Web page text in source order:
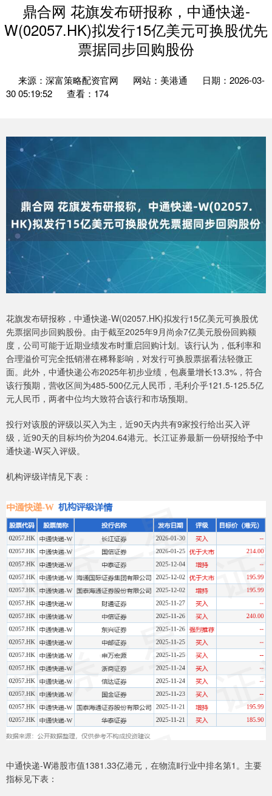
鼎合网 花旗发布研报称，中通快递-
W(02057.HK)拟发行15亿美元可换股优先
票据同步回购股份
来源：深富策略配资官网 网站：美港通
日期：2026-03-
30 05:19:52
查看：174
花旗发布研报称，中通快递-W(02057.HK)拟发行15亿美元可换股优
先票据同步回购股份。由于截至2025年9月尚余7亿美元股份回购额
度，公司可能于近期业绩发布时重启回购计划。该行认为，低利率和
合理溢价可完全抵销潜在稀释影响，对发行可换股票据看法轻微正
面。此外，中通快递公布2025年初步业绩，包裹量增长13.3%，符合
该行预期，营收区间为485-500亿元人民币，毛利介乎121.5-125.5亿
元人民币，两者中位均大致符合该行和市场预期。
投行对该股的评级以买入为主，近90天内共有9家投行给出买入评
级，近90天的目标均价为204.64港元。长江证券最新一份研报给予中
通快递-W买入评级。
机构评级详情见下表：
中通快递-W港股市值1381.33亿港元，在物流Ⅱ行业中排名第1。主要
指标见下表：